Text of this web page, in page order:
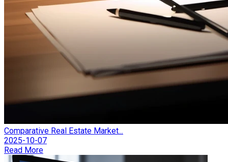
Comparative Real Estate Market...
2025-10-07
Read More